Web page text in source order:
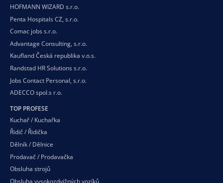
HOFMANN WIZARD s.r.o.
Penta Hospitals CZ, s.r.o.
Comac jobs s.r.o.
Advantage Consulting, s.r.o.
Kaufland Česká republika v.o.s.
Randstad HR Solutions s.r.o.
Jobs Contact Personal, s.r.o.
ADECCO spol.s r.o.
TOP PROFESE
Kuchař / Kuchařka
Řidič / Řidička
Dělník / Dělnice
Prodavač / Prodavačka
Obsluha strojů
Obsluha vysokozdvižných vozíků